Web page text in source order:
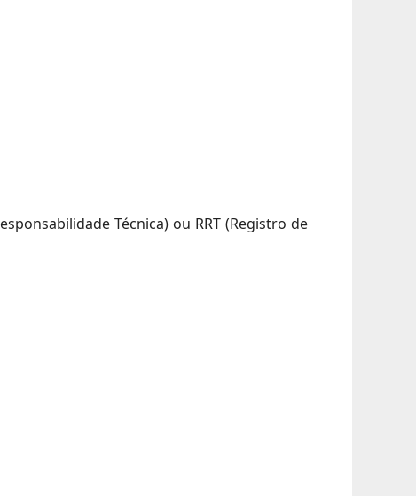
Técnica) ou RRT (Registro de